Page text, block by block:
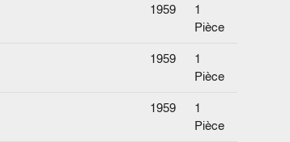
1959
1
Pièce
1959
1
Pièce
1959
1
Pièce